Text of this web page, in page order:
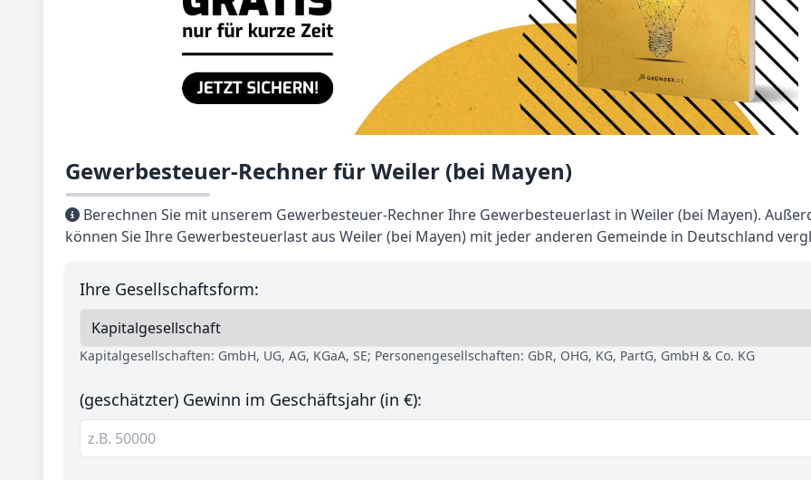
Gewerbesteuer-Rechner für Weiler (bei Mayen)
Berechnen Sie mit unserem Gewerbesteuer-Rechner Ihre Gewerbesteuerlast in Weiler (bei Mayen).
können Sie Ihre Gewerbesteuerlast aus Weiler (bei Mayen) mit jeder anderen Gemeinde in Deutschland
Ihre Gesellschaftsform:
Kapitalgesellschaften: GmbH, UG, AG, KGaA, SE; Personengesellschaften: GbR, OHG, KG, PartG, GmbH & Co. KG
(geschätzter) Gewinn im Geschäftsjahr (in €):